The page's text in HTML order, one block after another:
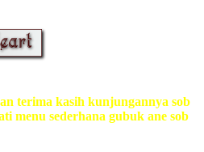
terima kasih kunjungannya sob
menu sederhana gubuk ane sob